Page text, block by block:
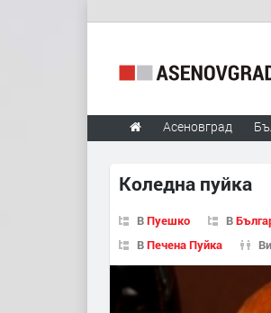
Асеновград
Коледна пуйка
ВПуешко В
ВПечена Пуйка